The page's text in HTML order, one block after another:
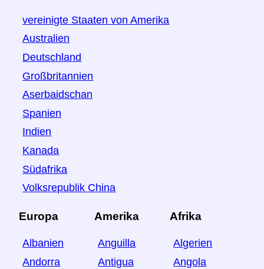
vereinigte Staaten von Amerika
Australien
Deutschland
Großbritannien
Aserbaidschan
Spanien
Indien
Kanada
Südafrika
Volksrepublik China
Europa
Albanien
Andorra
Amerika
Anguilla
Antigua
Afrika
Algerien
Angola